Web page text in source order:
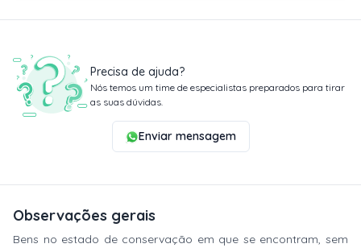
Precisa de ajuda?
Nós temos um time de especialistas preparados para tirar
as suas dúvidas.
Enviar mensagem
Observações gerais
Bens no estado de conservação em que se encontram, sem